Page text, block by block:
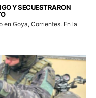
Y SECUESTRARON
en Goya, Corrientes. En la